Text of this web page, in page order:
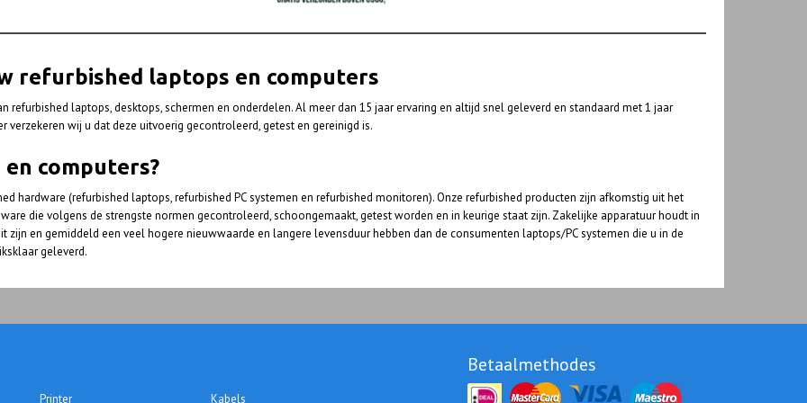
refurbished laptops en computers
refurbished laptops, desktops, schermen en onderdelen. Al meer dan 15 jaar ervaring en altijd snel geleverd en standaard met 1 jaar
wij u dat deze uitvoerig gecontroleerd, getest en gereinigd is.
computers?
hardware (refurbished laptops, refurbished PC systemen en refurbished monitoren). Onze refurbished producten zijn afkomstig uit het
die volgens de strengste normen gecontroleerd, schoongemaakt, getest worden en in keurige staat zijn. Zakelijke apparatuur houdt in
en gemiddeld een veel hogere nieuwwaarde en langere levensduur hebben dan de consumenten laptops/PC systemen die u in de
geleverd.
Printer Kabels
Betaalmethodes